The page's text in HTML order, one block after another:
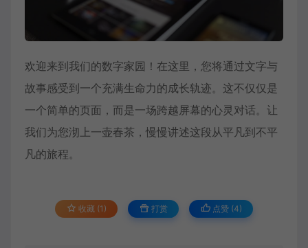
欢迎来到我们的数字家园！在这里，您将通过文字与
故事感受到一个充满生命力的成长轨迹。这不仅仅是
一个简单的页面，而是一场跨越屏幕的心灵对话。让
我们为您沏上一壶春茶，慢慢讲述这段从平凡到不平
凡的旅程。
收藏 (1) 打赏 点赞 (4)